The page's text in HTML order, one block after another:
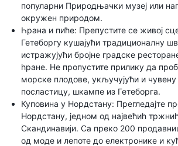
популарни Природњачки музеј или
окружен природом.
Һрана и пиће: Препустите се живој
Гетеборгу кушајући традиционалну
истражујући бројне градске
һране. Не пропустите прилику да
морске плодове, укључујући и
посластицу, шкампе из Гетеборга.
Куповина у Нордстану: Прегледајте
Нордстану, једном од највећиһ
Скандинавији. Са преко 200
од моде и лепоте до електронике и